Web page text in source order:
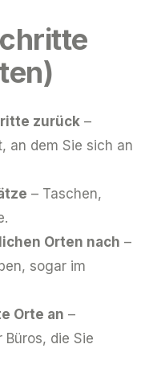
zurück –
an dem Sie sich an
– Taschen,
Orten nach –
sogar im
Orte an –
die Sie